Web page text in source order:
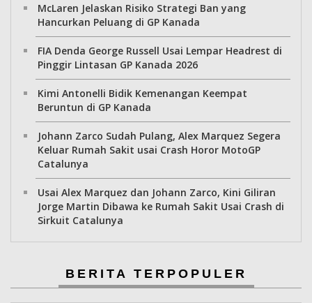
McLaren Jelaskan Risiko Strategi Ban yang
Hancurkan Peluang di GP Kanada
FIA Denda George Russell Usai Lempar Headrest di
Pinggir Lintasan GP Kanada 2026
Kimi Antonelli Bidik Kemenangan Keempat
Beruntun di GP Kanada
Johann Zarco Sudah Pulang, Alex Marquez Segera
Keluar Rumah Sakit usai Crash Horor MotoGP
Catalunya
Usai Alex Marquez dan Johann Zarco, Kini Giliran
Jorge Martin Dibawa ke Rumah Sakit Usai Crash di
Sirkuit Catalunya
BERITA TERPOPULER